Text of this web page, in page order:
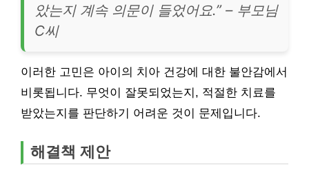
았는지 계속 의문이 들었어요.” – 부모님
C씨
이러한 고민은 아이의 치아 건강에 대한 불안감에서
비롯됩니다. 무엇이 잘못되었는지, 적절한 치료를
받았는지를 판단하기 어려운 것이 문제입니다.
해결책 제안